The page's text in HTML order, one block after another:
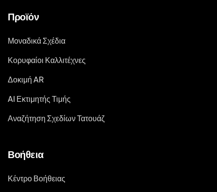
Προϊόν
Μοναδικά Σχέδια
Κορυφαίοι Καλλιτέχνες
Δοκιμή AR
AI Εκτιμητής Τιμής
Αναζήτηση Σχεδίων Τατουάζ
Βοήθεια
Κέντρο Βοήθειας